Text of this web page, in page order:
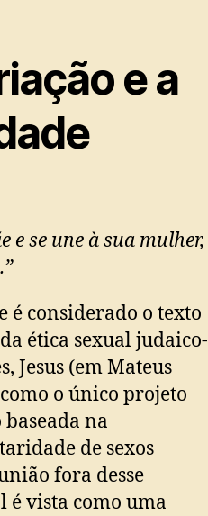
e a
e se une à sua mulher,
é considerado o texto
ética sexual judaico-
Jesus (em Mateus
o único projeto
na
de sexos
fora desse
vista como uma